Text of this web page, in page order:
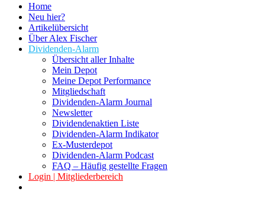
Home
Neu hier?
Artikelübersicht
Über Alex Fischer
Dividenden-Alarm
Übersicht aller Inhalte
Mein Depot
Meine Depot Performance
Mitgliedschaft
Dividenden-Alarm Journal
Newsletter
Dividendenaktien Liste
Dividenden-Alarm Indikator
Ex-Musterdepot
Dividenden-Alarm Podcast
FAQ – Häufig gestellte Fragen
Login | Mitgliederbereich